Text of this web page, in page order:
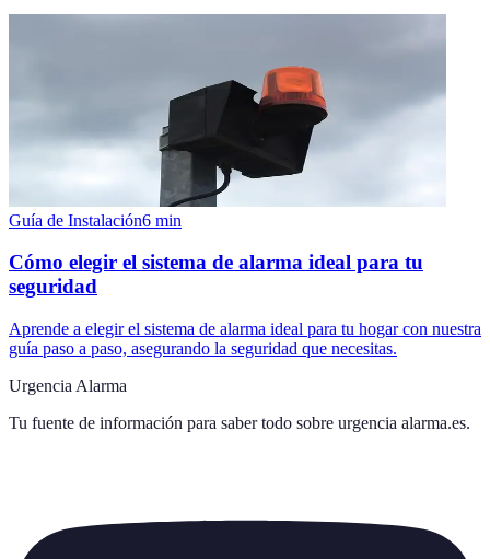
Guía de Instalación6 min
Cómo elegir el sistema de alarma ideal para tu
seguridad
Aprende a elegir el sistema de alarma ideal para tu hogar con nuestra
guía paso a paso, asegurando la seguridad que necesitas.
Urgencia Alarma
Tu fuente de información para saber todo sobre urgencia alarma.es.